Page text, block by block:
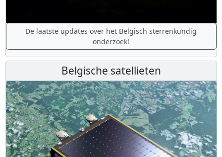
De laatste updates over het Belgisch sterrenkundig
onderzoek!
Belgische satellieten